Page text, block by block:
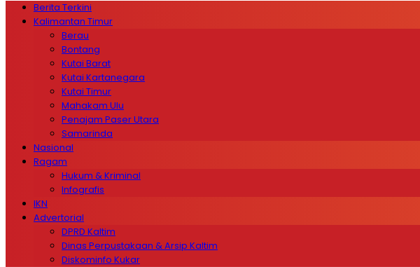
Berita Terkini
Kalimantan Timur
Berau
Bontang
Kutai Barat
Kutai Kartanegara
Kutai Timur
Mahakam Ulu
Penajam Paser Utara
Samarinda
Nasional
Ragam
Hukum & Kriminal
Infografis
IKN
Advertorial
DPRD Kaltim
Dinas Perpustakaan & Arsip Kaltim
Diskominfo Kukar